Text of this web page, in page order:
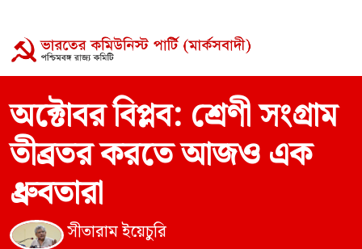
অক্টোবর বিপ্লব: শ্রেণী সংগ্রাম
তীব্রতর করতে আজও এক
ধ্রুবতারা
সীতারাম ইয়েচুরি